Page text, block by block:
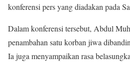
konferensi pers yang diadakan pada
Dalam konferensi tersebut, Abdul
penambahan satu korban jiwa
Ia juga menyampaikan rasa